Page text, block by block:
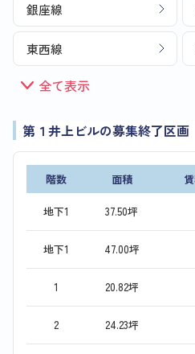
銀座線
東西線
全て表示
第１井上ビルの募集終了区画
階数 面積
地下1 37.50坪
地下1 47.00坪
1 20.82坪
2 24.23坪